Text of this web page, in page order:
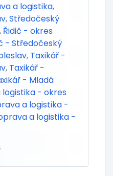
a logistika,
,Středočeský
, Řidič - okres
- Středočeský
, Taxikář -
, Taxikář -
- Mladá
logistika - okres
a logistika -
a logistika -